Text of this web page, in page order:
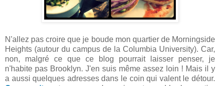
N'allez pas croire que je boude mon quartier de Morningside
Heights (autour du campus de la Columbia University). Car,
non, malgré ce que ce blog pourrait laisser penser, je
n'habite pas Brooklyn. J'en suis même assez loin ! Mais il y
a aussi quelques adresses dans le coin qui valent le détour.